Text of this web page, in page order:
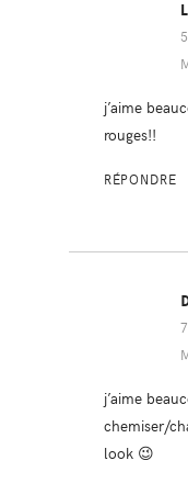
j’aime
rouges!!
RÉPONDRE
j’aime
chemiser/
look 😉